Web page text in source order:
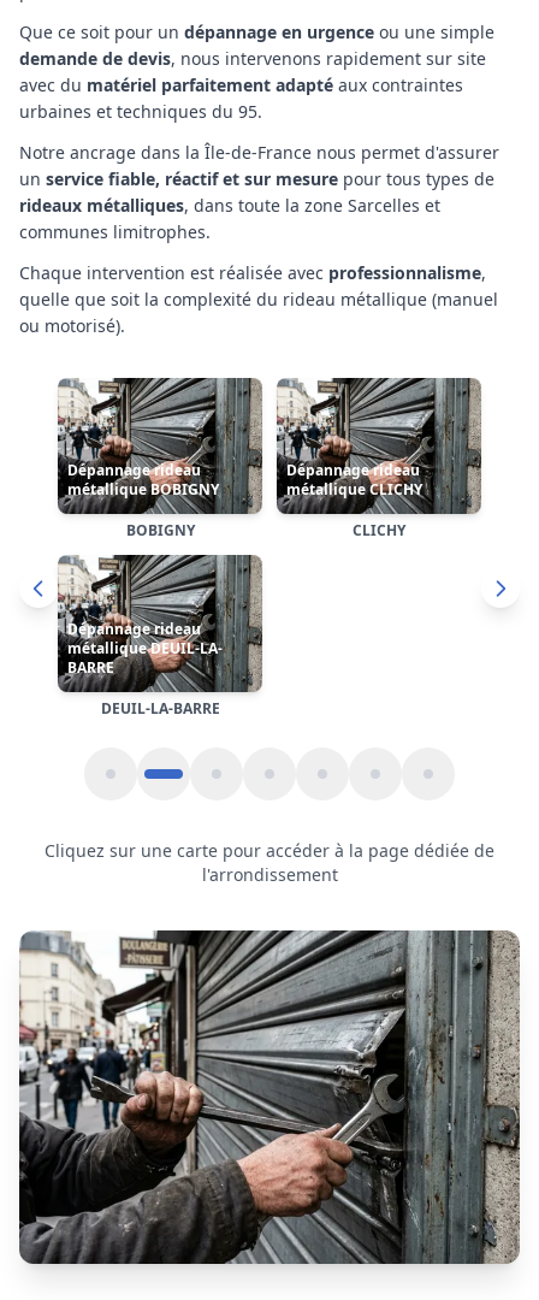
Que ce soit pour un dépannage en urgence ou une simple
demande de devis, nous intervenons rapidement sur site
avec du matériel parfaitement adapté aux contraintes
urbaines et techniques du 95.
Notre ancrage dans la Île-de-France nous permet d'assurer
un service fiable, réactif et sur mesure pour tous types de
rideaux métalliques, dans toute la zone Sarcelles et
communes limitrophes.
Chaque intervention est réalisée avec professionnalisme,
quelle que soit la complexité du rideau métallique (manuel
ou motorisé).
Dépannage rideau
DRANCY
Dépannage rideau
ENGHIEN-LES-BAINS
métallique ÉPINAY-SUR-
SEINE
ÉPINAY-SUR-SEINE
Cliquez sur une carte pour accéder à la page dédiée de
l'arrondissement
Motorisation de rideau métallique
à Sarcelles
Lemoteurest l'élément central d'unrideau métallique
motorisé . Lorsqu'il tombe en panne, votre rideau peut se